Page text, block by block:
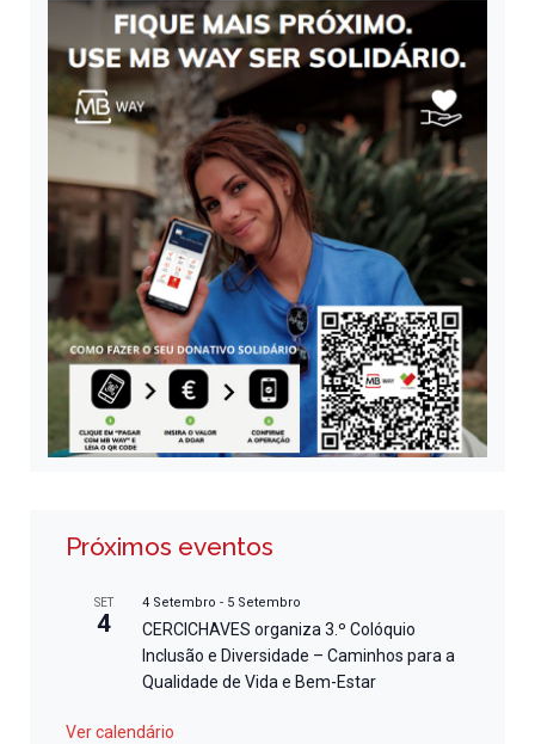
Próximos eventos
SET
4
4 Setembro - 5 Setembro
CERCICHAVES organiza 3.º Colóquio
Inclusão e Diversidade – Caminhos para a
Qualidade de Vida e Bem-Estar
Ver calendário